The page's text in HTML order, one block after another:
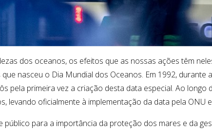
dos oceanos, os efeitos que as nossas ações têm
nasceu o Dia Mundial dos Oceanos. Em 1992, durante
pela primeira vez a criação desta data especial . Ao
levando oficialmente à implementação da data pela ONU
para a importância da proteção dos mares e da